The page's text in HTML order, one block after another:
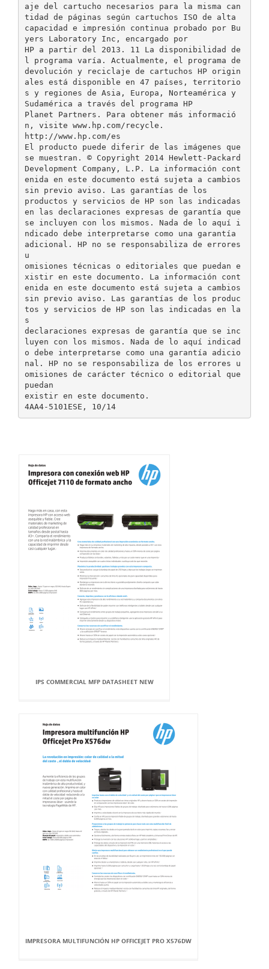
IPS COMMERCIAL MFP DATASHEET NEW
IMPRESORA MULTIFUNCIÓN HP OFFICEJET PRO X576DW